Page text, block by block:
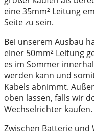
eine 35mm² Leitung
Seite zu sein.
Bei unserem Ausbau
einer 50mm² Leitung
es im Sommer
werden kann und
Kabels abnimmt.
oben lassen, falls wir
Wechselrichter kaufen.
Zwischen Batterie und